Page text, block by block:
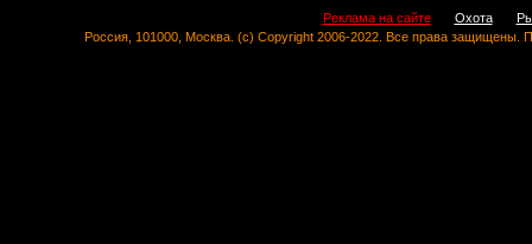
Реклама на сайте Охота
Россия, 101000, Москва. (c) Copyright 2006-2022. Все права защищены.